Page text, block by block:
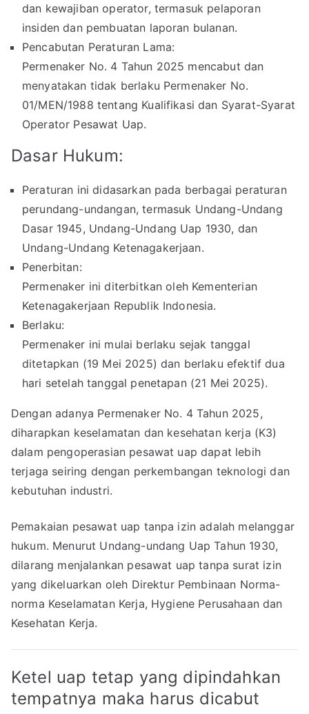
dan kewajiban operator, termasuk pelaporan
insiden dan pembuatan laporan bulanan.
Pencabutan Peraturan Lama:
Permenaker No. 4 Tahun 2025 mencabut dan
menyatakan tidak berlaku Permenaker No.
01/MEN/1988 tentang Kualifikasi dan Syarat-Syarat
Operator Pesawat Uap.
Dasar Hukum:
Peraturan ini didasarkan pada berbagai peraturan
perundang-undangan, termasuk Undang-Undang
Dasar 1945, Undang-Undang Uap 1930, dan
Undang-Undang Ketenagakerjaan.
Penerbitan:
Permenaker ini diterbitkan oleh Kementerian
Ketenagakerjaan Republik Indonesia.
Berlaku:
Permenaker ini mulai berlaku sejak tanggal
ditetapkan (19 Mei 2025) dan berlaku efektif dua
hari setelah tanggal penetapan (21 Mei 2025).
Dengan adanya Permenaker No. 4 Tahun 2025,
diharapkan keselamatan dan kesehatan kerja (K3)
dalam pengoperasian pesawat uap dapat lebih
terjaga seiring dengan perkembangan teknologi dan
kebutuhan industri.
Pemakaian pesawat uap tanpa izin adalah melanggar
hukum. Menurut Undang-undang Uap Tahun 1930,
dilarang menjalankan pesawat uap tanpa surat izin
yang dikeluarkan oleh Direktur Pembinaan Norma-
norma Keselamatan Kerja, Hygiene Perusahaan dan
Kesehatan Kerja.
Ketel uap tetap yang dipindahkan
tempatnya maka harus dicabut